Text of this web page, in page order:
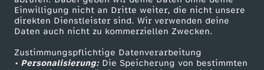
Einwilligung nicht an Dritte weiter, die nicht unsere
direkten Dienstleister sind. Wir verwenden deine
Daten auch nicht zu kommerziellen Zwecken.
Zustimmungspflichtige Datenverarbeitung
• Personalisierung:Die Speicherung von bestimmten
-
D
i
Smart TV
ZDFtext
Livestreams
Kontakt zum ZDF
Tickets
Zuschauerservice